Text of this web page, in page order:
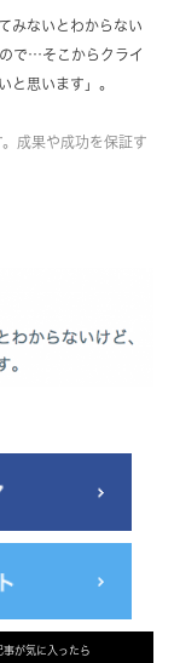
みないとわからない
で…そこからクライ
と思います」。
成果や成功を保証す
事が気に入ったら